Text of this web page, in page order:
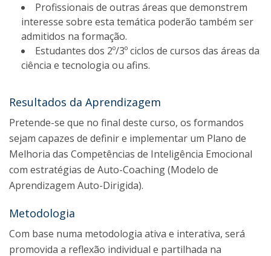
Profissionais de outras áreas que demonstrem
interesse sobre esta temática poderão também ser
admitidos na formação.
Estudantes dos 2º/3º ciclos de cursos das áreas da
ciência e tecnologia ou afins.
Resultados da Aprendizagem
Pretende-se que no final deste curso, os formandos
sejam capazes de definir e implementar um Plano de
Melhoria das Competências de Inteligência Emocional
com estratégias de Auto-Coaching (Modelo de
Aprendizagem Auto-Dirigida).
Metodologia
Com base numa metodologia ativa e interativa, será
promovida a reflexão individual e partilhada na